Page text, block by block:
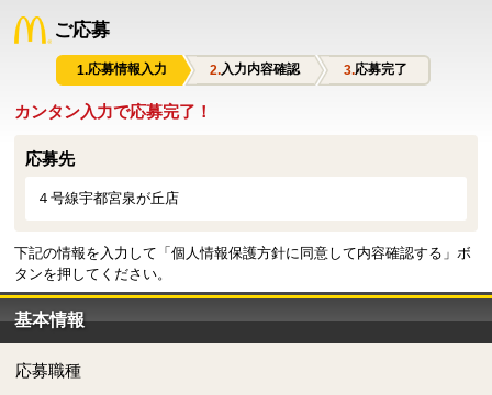
ご応募
応募情報入力 入力内容確認 応募完了
カンタン入力で応募完了！
応募先
４号線宇都宮泉が丘店
下記の情報を入力して「個人情報保護方針に同意して内容確認する」ボ
タンを押してください。
基本情報
応募職種